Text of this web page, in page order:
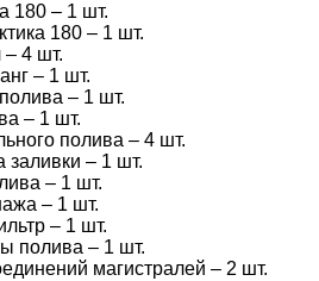
180 – 1 шт.
180 – 1 шт.
– 4 шт.
– 1 шт.
– 1 шт.
– 1 шт.
полива – 4 шт.
заливки – 1 шт.
– 1 шт.
– 1 шт.
– 1 шт.
полива – 1 шт.
магистралей – 2 шт.